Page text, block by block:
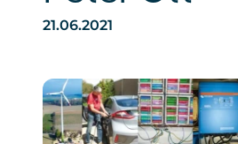
21.06.2021